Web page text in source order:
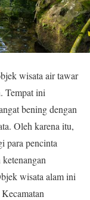
wisata air tawar
Tempat ini
bening dengan
Oleh karena itu,
para pencinta
wisata alam ini